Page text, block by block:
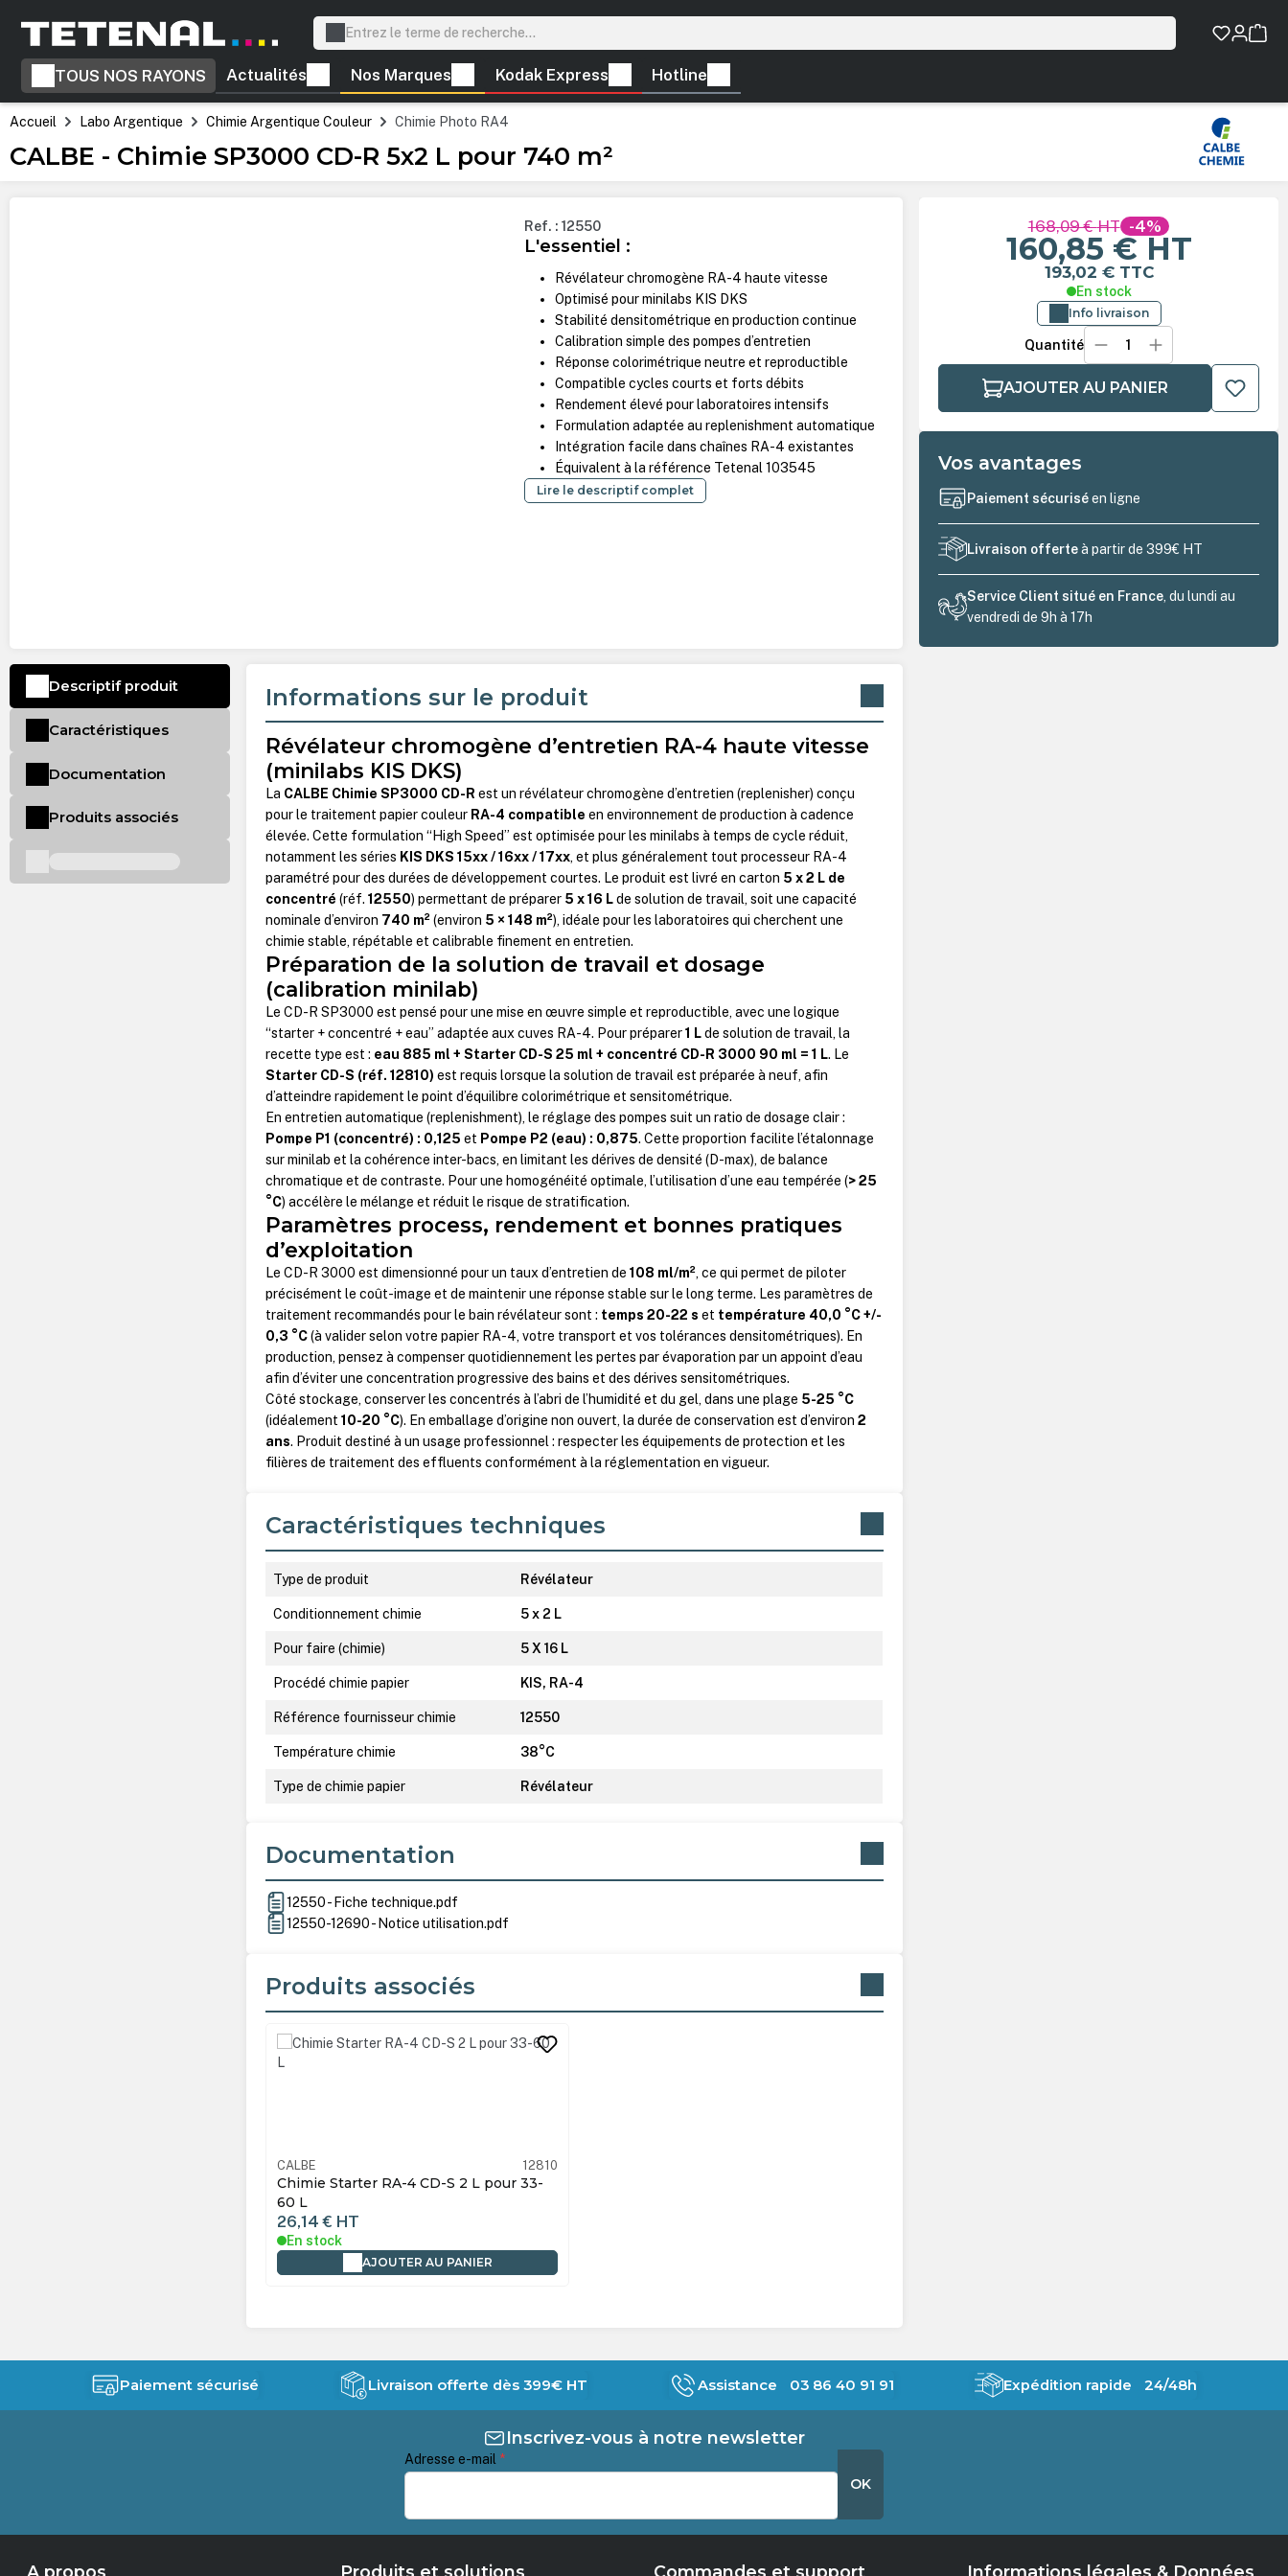
Passer à la navigation principale
TOUS NOS RAYONS Actualités Nos Marques Kodak Express Hotline
Accueil Labo Argentique Chimie Argentique Couleur Chimie Photo RA4
CALBE - Chimie SP3000 CD-R 5x2 L pour 740 m²
Ref. : 12550
L'essentiel :
Révélateur chromogène RA-4 haute vitesse
Optimisé pour minilabs KIS DKS
Stabilité densitométrique en production continue
Calibration simple des pompes d’entretien
Réponse colorimétrique neutre et reproductible
Compatible cycles courts et forts débits
Rendement élevé pour laboratoires intensifs
Formulation adaptée au replenishment automatique
Intégration facile dans chaînes RA-4 existantes
Équivalent à la référence Tetenal 103545
Lire le descriptif complet
168,09 €HT -4%
160,85 € HT
193,02 € TTC
En stock
Info livraison
Quantité
AJOUTER AU PANIER
Vos avantages
Paiement sécuriséen ligne
Livraison offerteà partir de 399€ HT
Service Client situé en France , du lundi au
vendredi de 9h à 17h
Informations sur le produit
Révélateur chromogène d’entretien RA-4 haute vitesse
(minilabs KIS DKS)
La CALBE Chimie SP3000 CD-R est un révélateur chromogène d’entretien (replenisher) conçu
pour le traitement papier couleur RA-4 compatible en environnement de production à cadence
élevée. Cette formulation “High Speed” est optimisée pour les minilabs à temps de cycle réduit,
notamment les séries KIS DKS 15xx / 16xx / 17xx, et plus généralement tout processeur RA-4
paramétré pour des durées de développement courtes. Le produit est livré en carton 5 x 2 L de
concentré (réf.12550) permettant de préparer 5 x 16 Lde solution de travail, soit une capacité
nominale d’environ 740 m²(environ 5 × 148 m²), idéale pour les laboratoires qui cherchent une
chimie stable, répétable et calibrable finement en entretien.
Préparation de la solution de travail et dosage
(calibration minilab)
Le CD-R SP3000 est pensé pour une mise en œuvre simple et reproductible, avec une logique
“starter + concentré + eau” adaptée aux cuves RA-4. Pour préparer1 Lde solution de travail, la
recette type est : eau 885 ml + Starter CD-S 25 ml + concentré CD-R 3000 90 ml = 1 L. Le
Starter CD-S (réf. 12810) est requis lorsque la solution de travail est préparée à neuf, afin
d’atteindre rapidement le point d’équilibre colorimétrique et sensitométrique.
En entretien automatique (replenishment), le réglage des pompes suit un ratio de dosage clair :
Pompe P1 (concentré) : 0,125 et Pompe P2 (eau) : 0,875. Cette proportion facilite l’étalonnage
sur minilab et la cohérence inter-bacs, en limitant les dérives de densité (D-max), de balance
chromatique et de contraste. Pour une homogénéité optimale, l’utilisation d’une eau tempérée (> 25
°C) accélère le mélange et réduit le risque de stratification.
Paramètres process, rendement et bonnes pratiques
d’exploitation
Le CD-R 3000 est dimensionné pour un taux d’entretien de108 ml/m², ce qui permet de piloter
précisément le coût-image et de maintenir une réponse stable sur le long terme. Les paramètres de
traitement recommandés pour le bain révélateur sont : temps 20-22 s et température 40,0 °C +/-
0,3 °C(à valider selon votre papier RA-4, votre transport et vos tolérances densitométriques). En
production, pensez à compenser quotidiennement les pertes par évaporation par un appoint d’eau
afin d’éviter une concentration progressive des bains et des dérives sensitométriques.
Côté stockage, conserver les concentrés à l’abri de l’humidité et du gel, dans une plage 5-25 °C
(idéalement10-20 °C). En emballage d’origine non ouvert, la durée de conservation est d’environ2
ans. Produit destiné à un usage professionnel : respecter les équipements de protection et les
filières de traitement des effluents conformément à la réglementation en vigueur.
Caractéristiques techniques
Type de produit Révélateur
Conditionnement chimie 5 x 2 L
Pour faire (chimie) 5 X 16 L
Procédé chimie papier KIS, RA-4
Référence fournisseur chimie 12550
Température chimie 38°C
Type de chimie papier Révélateur
Documentation
12550 - Fiche technique.pdf
12550-12690 - Notice utilisation.pdf
Produits associés
Ignorer la galerie de produits
CALBE 12810
Chimie Starter RA-4 CD-S 2 L pour 33-
60 L
26,14 € HT
En stock
AJOUTER AU PANIER
Descriptif produit
Caractéristiques
Documentation
Produits associés
Paiement sécurisé Livraison offerte dès 399€ HT Assistance 03 86 40 91 91 Expédition rapide 24/48h
Inscrivez-vous à notre newsletter
Adresse e-mail *
OK
A propos Produits et solutions Commandes et support Informations légales & Données